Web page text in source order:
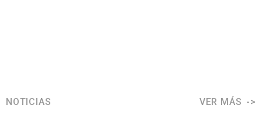
NOTICIAS VER MÁS